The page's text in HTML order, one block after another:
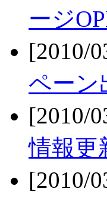
ージ
[2010/
ペーン
[2010/
情報更
[2010/